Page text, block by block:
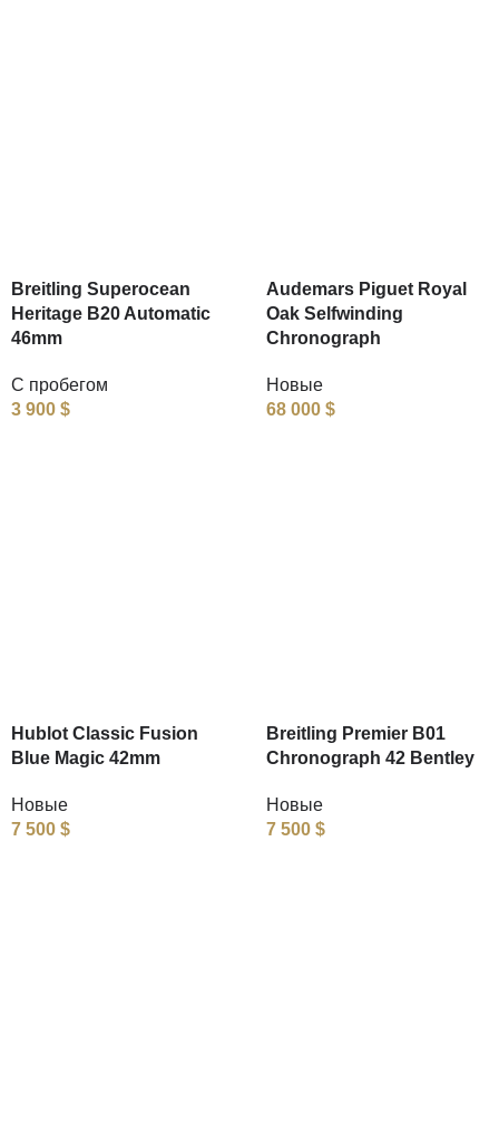
Breitling Superocean
Heritage B20 Automatic
46mm
С пробегом
3 900 $
Audemars Piguet Royal
Oak Selfwinding
Chronograph
Новые
68 000 $
Hublot Classic Fusion
Blue Magic 42mm
Новые
7 500 $
Breitling Premier B01
Chronograph 42 Bentley
Новые
7 500 $